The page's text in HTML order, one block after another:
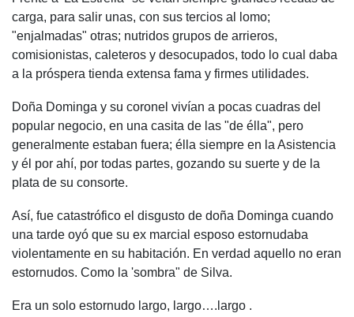
carga, para salir unas, con sus tercios al lomo;
"enjalmadas" otras; nutridos grupos de arrieros,
comisionistas, caleteros y desocupados, todo lo cual daba
a la próspera tienda extensa fama y firmes utilidades.
Doña Dominga y su coronel vivían a pocas cuadras del
popular negocio, en una casita de las "de élla", pero
generalmente estaban fuera; élla siempre en la Asistencia
y él por ahí, por todas partes, gozando su suerte y de la
plata de su consorte.
Así, fue catastrófico el disgusto de doña Dominga cuando
una tarde oyó que su ex marcial esposo estornudaba
violentamente en su habitación. En verdad aquello no eran
estornudos. Como la 'sombra" de Silva.
Era un solo estornudo largo, largo….largo .